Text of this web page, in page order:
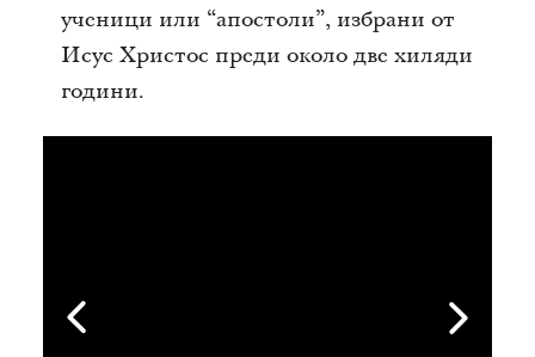
ученици или “апостоли”, избрани от
Исус Христос преди около две хиляди
години.